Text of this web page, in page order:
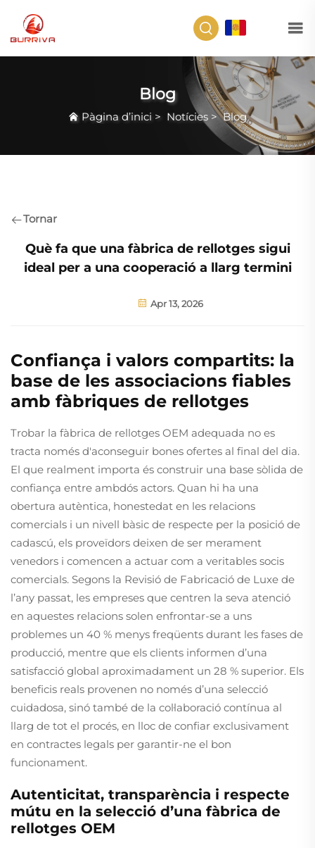
Blog
Pàgina d’inici > Notícies >Blog
Tornar
Què fa que una fàbrica de rellotges sigui
ideal per a una cooperació a llarg termini
Apr 13, 2026
Confiança i valors compartits: la
base de les associacions fiables
amb fàbriques de rellotges
Trobar la fàbrica de rellotges OEM adequada no es
tracta només d'aconseguir bones ofertes al final del dia.
El que realment importa és construir una base sòlida de
confiança entre ambdós actors. Quan hi ha una
obertura autèntica, honestedat en les relacions
comercials i un nivell bàsic de respecte per la posició de
cadascú, els proveïdors deixen de ser merament
venedors i comencen a actuar com a veritables socis
comercials. Segons la Revisió de Fabricació de Luxe de
l’any passat, les empreses que centren la seva atenció
en aquestes relacions solen enfrontar-se a uns
problemes un 40 % menys freqüents durant les fases de
producció, mentre que els clients informen d’una
satisfacció global aproximadament un 28 % superior. Els
beneficis reals provenen no només d’una selecció
cuidadosa, sinó també de la col·laboració contínua al
llarg de tot el procés, en lloc de confiar exclusivament
en contractes legals per garantir-ne el bon
funcionament.
Autenticitat, transparència i respecte
mútu en la selecció d’una fàbrica de
rellotges OEM